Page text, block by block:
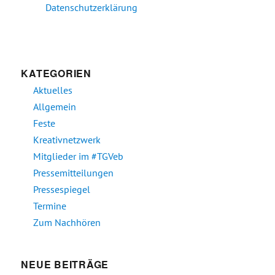
Datenschutzerklärung
KATEGORIEN
Aktuelles
Allgemein
Feste
Kreativnetzwerk
Mitglieder im #TGVeb
Pressemitteilungen
Pressespiegel
Termine
Zum Nachhören
NEUE BEITRÄGE